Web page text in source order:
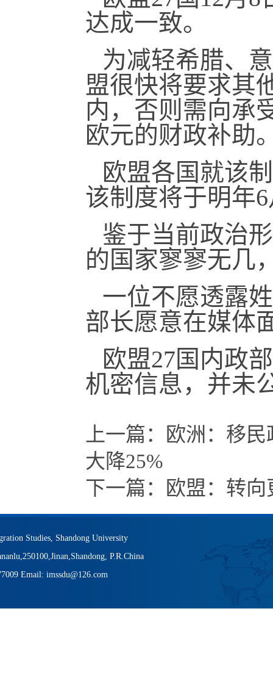
达成一致。
为减轻希腊、
盟很快将要求其
内，否则需向承
欧元的财政补助
欧盟各国就该
该制度将于明年
鉴于当前政治
的国家寥寥无几
一位不愿透露
部长愿意在媒体
欧盟27国内政
机密信息，并未
上一篇：
欧洲：移
大降25%
下一篇：
欧盟：转
Studies, Shandong University
P.R.China
Email: imssdu@126.com